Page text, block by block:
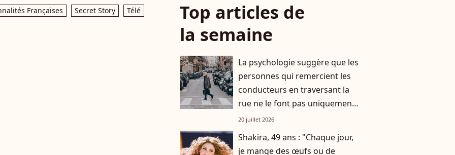
Françaises Secret Story
Télé
Top articles de
la semaine
La psychologie suggère que les
personnes qui remercient les
conducteurs en traversant la
rue ne le font pas uniquement
par gratitude
20 juillet 2026
Shakira, 49 ans : "Chaque jour,
je mange des œufs ou de